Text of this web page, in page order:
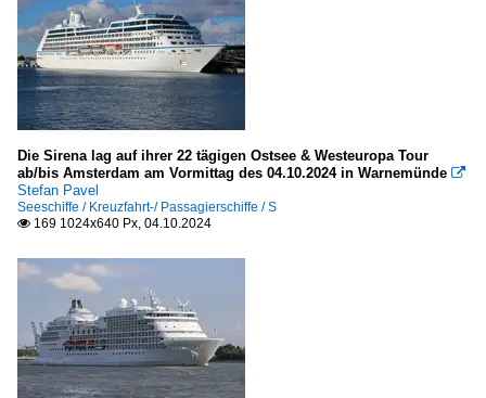
Silversea Cruises
USA
Princess Cruises, Santa Clarita
Die Sirena lag auf ihrer 22 tägigen Ostsee & Westeuropa Tour
ab/bis Amsterdam am Vormittag des 04.10.2024 in Warnemünde 
Stefan Pavel
Seeschiffe / Kreuzfahrt-/ Passagierschiffe / S
 169 1024x640 Px, 04.10.2024